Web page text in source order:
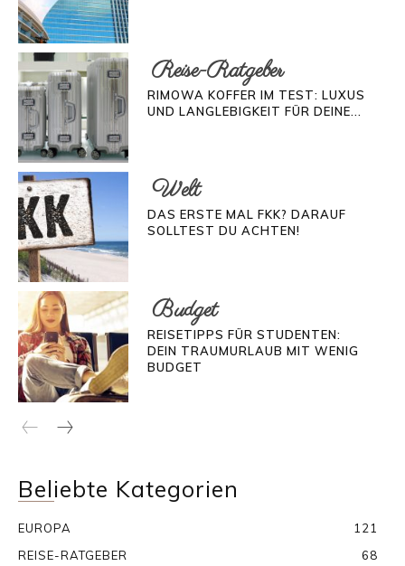
Reise-Ratgeber
RIMOWA KOFFER IM TEST: LUXUS
UND LANGLEBIGKEIT FÜR DEINE...
Welt
DAS ERSTE MAL FKK? DARAUF
SOLLTEST DU ACHTEN!
Budget
REISETIPPS FÜR STUDENTEN:
DEIN TRAUMURLAUB MIT WENIG
BUDGET
Beliebte Kategorien
EUROPA
121
REISE-RATGEBER
68